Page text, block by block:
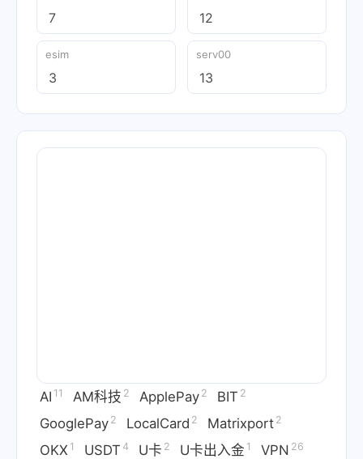
7 12
esim
3
serv00
13
AI 11 AM科技 2 ApplePay 2 BIT 2
GooglePay 2 LocalCard 2 Matrixport 2
OKX 1 USDT 4 U卡 2 U卡出入金 1 VPN 26